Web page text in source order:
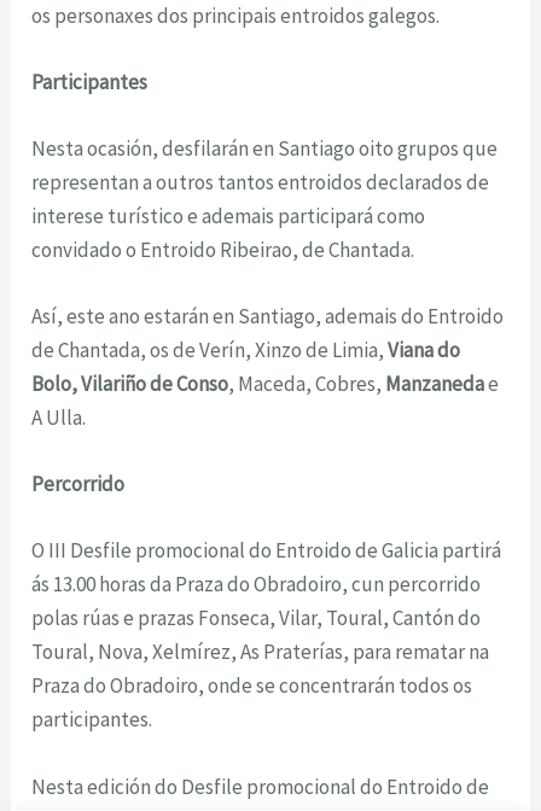
os personaxes dos principais entroidos galegos.
Participantes
Nesta ocasión, desfilarán en Santiago oito grupos que
representan a outros tantos entroidos declarados de
interese turístico e ademais participará como
convidado o Entroido Ribeirao, de Chantada.
Así, este ano estarán en Santiago, ademais do Entroido
de Chantada, os de Verín, Xinzo de Limia,Viana do
Bolo, Vilariño de Conso, Maceda, Cobres, Manzanedae
A Ulla.
Percorrido
O III Desfile promocional do Entroido de Galicia partirá
ás 13.00 horas da Praza do Obradoiro, cun percorrido
polas rúas e prazas Fonseca, Vilar, Toural, Cantón do
Toural, Nova, Xelmírez, As Praterías, para rematar na
Praza do Obradoiro, onde se concentrarán todos os
participantes.
Nesta edición do Desfile promocional do Entroido de